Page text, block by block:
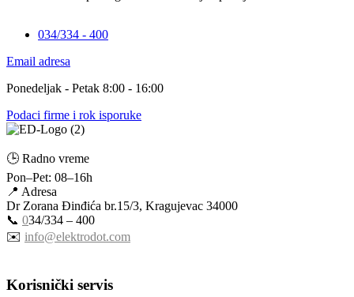
034/334 - 400
Email adresa
Ponedeljak - Petak 8:00 - 16:00
Podaci firme i rok isporuke
🕒 Radno vreme
Pon–Pet: 08–16h
📍 Adresa
Dr Zorana Đinđića br.15/3, Kragujevac 34000
📞 034/334 – 400
✉️ info@elektrodot.com
Korisnički servis